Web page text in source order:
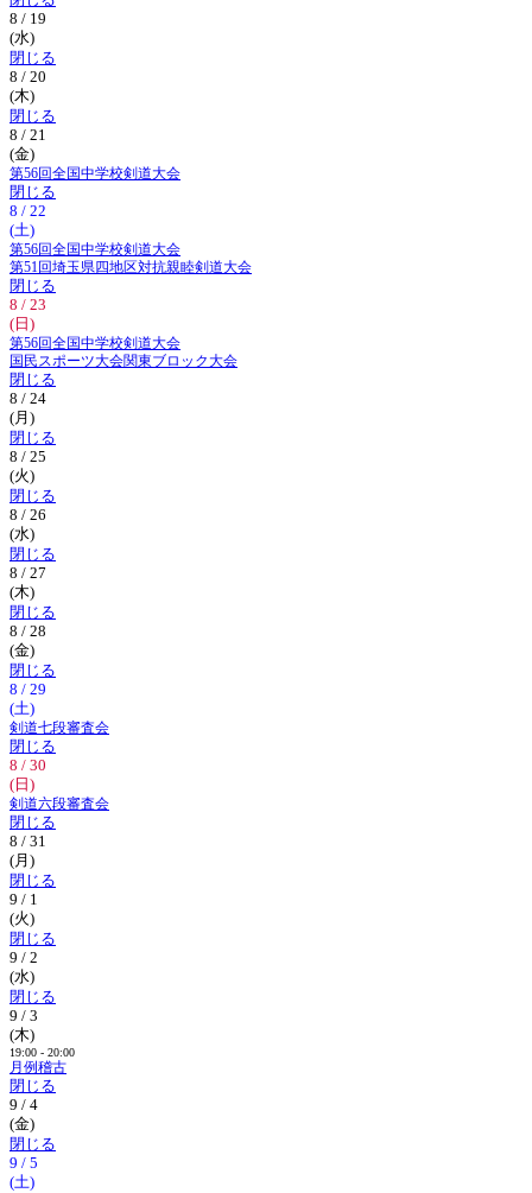
8 / 19
(水)
閉じる
8 / 20
(木)
閉じる
8 / 21
(金)
第56回全国中学校剣道大会
閉じる
8 / 22
(土)
第56回全国中学校剣道大会
第51回埼玉県四地区対抗親睦剣道大会
閉じる
8 / 23
(日)
第56回全国中学校剣道大会
国民スポーツ大会関東ブロック大会
閉じる
8 / 24
(月)
閉じる
8 / 25
(火)
閉じる
8 / 26
(水)
閉じる
8 / 27
(木)
閉じる
8 / 28
(金)
閉じる
8 / 29
(土)
剣道七段審査会
閉じる
8 / 30
(日)
剣道六段審査会
閉じる
8 / 31
(月)
閉じる
9 / 1
(火)
閉じる
9 / 2
(水)
閉じる
9 / 3
(木)
19:00 - 20:00
月例稽古
閉じる
9 / 4
(金)
閉じる
9 / 5
(土)